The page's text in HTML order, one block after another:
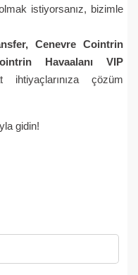
istiyorsanız, bizimle
Cenevre Cointrin
Havaalanı VIP
çözüm
gidin!